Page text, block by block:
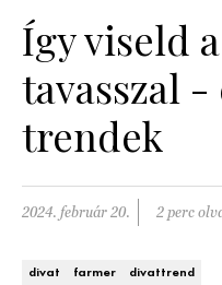
SZÉPSÉG
ÉLETMÓD
PÁRKAPCSOLAT
Így viseld
tavasszal -
trendek
2024. február 20. 2 perc
divat farmer divattrend